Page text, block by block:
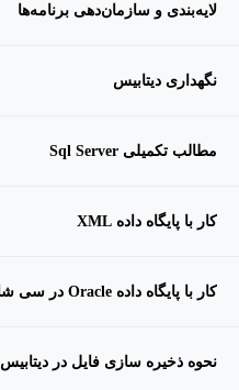
لایه‌بندی و سازمان‌دهی برنامه‌ها
نگهداری دیتابیس
مطالب تکمیلی Sql Server
کار با پایگاه داده XML
کار با پایگاه داده Oracle در سی شارپ
نحوه ذخیره سازی فایل در دیتابیس